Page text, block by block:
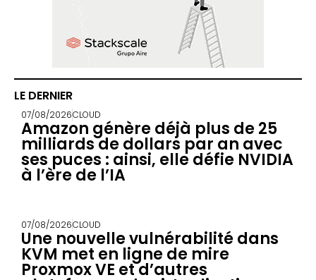
LE DERNIER
07/08/2026CLOUD
Amazon génère déjà plus de 25
milliards de dollars par an avec
ses puces : ainsi, elle défie NVIDIA
à l’ère de l’IA
07/08/2026CLOUD
Une nouvelle vulnérabilité dans
KVM met en ligne de mire
Proxmox VE et d’autres